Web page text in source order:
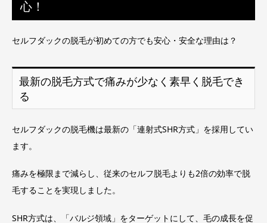
心！
セルフダックの脱毛が初めての方でも安心・安全な理由は？
最新の脱毛方式で痛みが少なく素早く脱毛でき
る
セルフダックの脱毛機は最新の「連射式SHR方式」を採用してい
ます。
痛みを極限まで減らし、従来のセルフ脱毛よりも2倍の効率で脱
毛することを実現しました。
SHR方式は、「バルジ領域」をターゲットにして、毛の成長を促